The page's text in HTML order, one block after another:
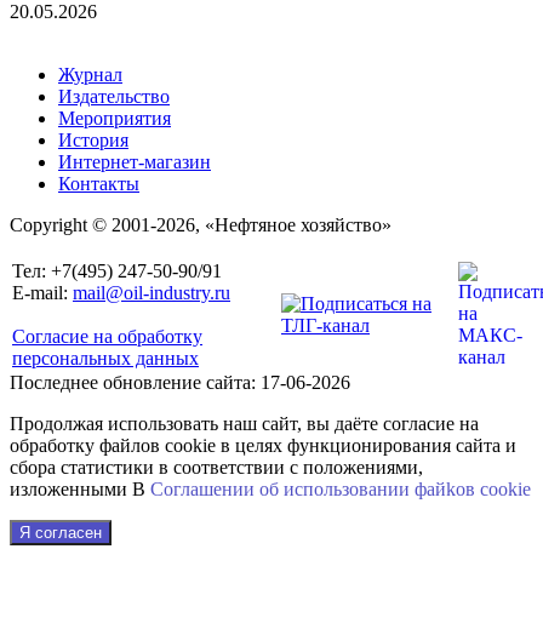
20.05.2026
Журнал
Издательство
Мероприятия
История
Интернет-магазин
Контакты
Copyright © 2001-2026, «Нефтяное хозяйство»
Тел: +7(495) 247-50-90/91
E-mail: mail@oil-industry.ru
Согласие на обработку
персональных данных
Последнее обновление сайта: 17-06-2026
Продолжая использовать наш сайт, вы даёте согласие на
обработку файлов cookie в целях функционирования сайта и
сбора статистики в соответствии с положениями,
изложенными В Соглашении об использовании файkов cookie
Я согласен